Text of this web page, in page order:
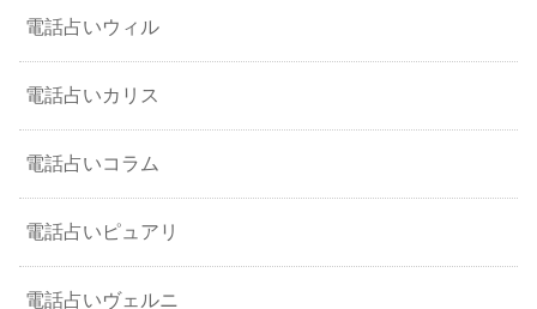
電話占いウィル
電話占いカリス
電話占いコラム
電話占いピュアリ
電話占いヴェルニ